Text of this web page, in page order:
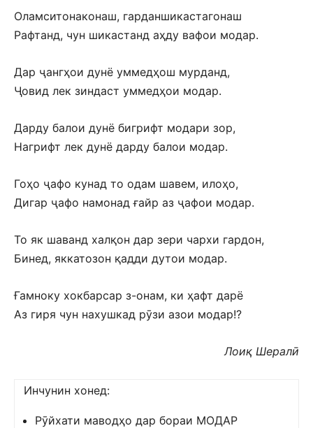
Оламситонаконаш, гарданшикастагонаш
Рафтанд, чун шикастанд аҳду вафои модар.
Дар ҷангҳои дунё уммедҳош мурданд,
Ҷовид лек зиндаст уммедҳои модар.
Дарду балои дунё бигрифт модари зор,
Нагрифт лек дунё дарду балои модар.
Гоҳо ҷафо кунад то одам шавем, илоҳо,
Дигар ҷафо намонад ғайр аз ҷафои модар.
То як шаванд халқон дар зери чархи гардон,
Бинед, яккатозон қадди дутои модар.
Ғамноку хокбарсар з-онам, ки ҳафт дарё
Аз гиря чун нахушкад рӯзи азои модар!?
Лоиқ Шералӣ
Инчунин хонед:
Рӯйхати маводҳо дар бораи МОДАР